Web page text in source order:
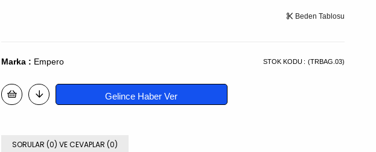
Beden Tablosu
(TRBAG.03)
STOK KODU
Marka : Empero
Gelince Haber Ver
SORULAR (0) VE CEVAPLAR (0)